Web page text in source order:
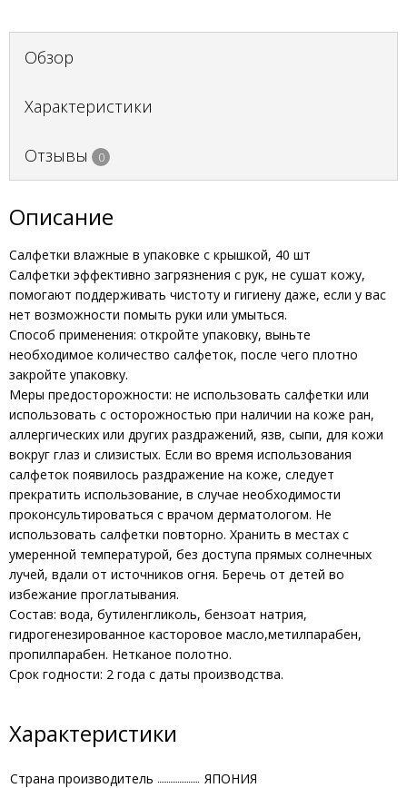
Обзор
Характеристики
Отзывы 0
Описание
Салфетки влажные в упаковке с крышкой, 40 шт
Салфетки эффективно загрязнения с рук, не сушат кожу,
помогают поддерживать чистоту и гигиену даже, если у вас
нет возможности помыть руки или умыться.
Способ применения: откройте упаковку, выньте
необходимое количество салфеток, после чего плотно
закройте упаковку.
Меры предосторожности: не использовать салфетки или
использовать с осторожностью при наличии на коже ран,
аллергических или других раздражений, язв, сыпи, для кожи
вокруг глаз и слизистых. Если во время использования
салфеток появилось раздражение на коже, следует
прекратить использование, в случае необходимости
проконсультироваться с врачом дерматологом. Не
использовать салфетки повторно. Хранить в местах с
умеренной температурой, без доступа прямых солнечных
лучей, вдали от источников огня. Беречь от детей во
избежание проглатывания.
Состав: вода, бутиленгликоль, бензоат натрия,
гидрогенезированное касторовое масло,метилпарабен,
пропилпарабен. Нетканое полотно.
Срок годности: 2 года с даты производства.
Характеристики
Страна производитель
ЯПОНИЯ